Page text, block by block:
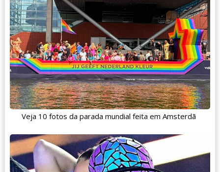
Veja 10 fotos da parada mundial feita em Amsterdã